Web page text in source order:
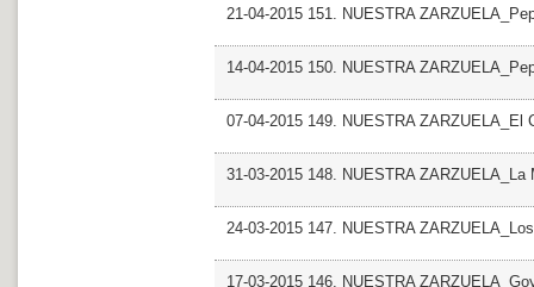
21-04-2015 151. NUESTRA
14-04-2015 150. NUESTRA
07-04-2015 149. NUESTRA
31-03-2015 148. NUESTRA ZARZUELA_La
24-03-2015 147. NUESTRA
17-03-2015 146. NUESTRA